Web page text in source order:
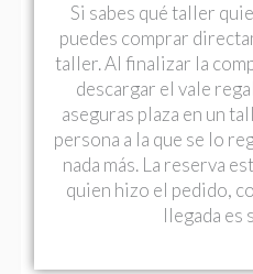
Si sabes qué taller
puedes comprar
taller. Al finalizar la
descargar el vale
aseguras plaza en un
persona a la que se lo
nada más. La reserva
quien hizo el pedido,
llegada es